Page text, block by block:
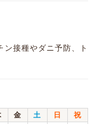
接種やダニ予防、ト
金 土 日
祝